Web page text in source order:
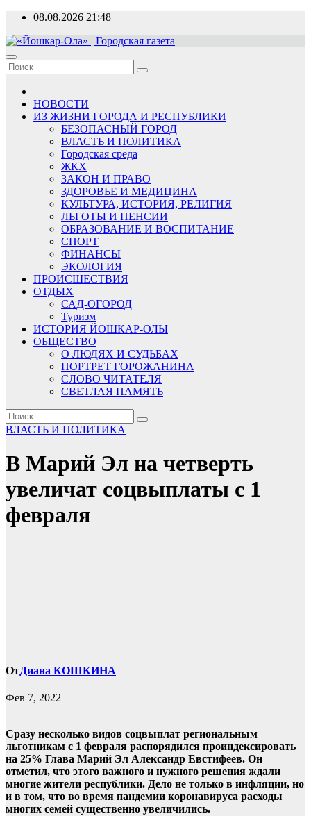
Перейти
содержимому
08.08.2026 21:48
«Йошкар-Ола» | Городская газета
Новости, события, люди
НОВОСТИ
ИЗ ЖИЗНИ ГОРОДА И РЕСПУБЛИКИ
БЕЗОПАСНЫЙ ГОРОД
ВЛАСТЬ И ПОЛИТИКА
Городская среда
ЖКХ
ЗАКОН И ПРАВО
ЗДОРОВЬЕ И МЕДИЦИНА
КУЛЬТУРА, ИСТОРИЯ, РЕЛИГИЯ
ЛЬГОТЫ И ПЕНСИИ
ОБРАЗОВАНИЕ И ВОСПИТАНИЕ
СПОРТ
ФИНАНСЫ
ЭКОЛОГИЯ
ПРОИСШЕСТВИЯ
ОТДЫХ
САД-ОГОРОД
Туризм
ИСТОРИЯ ЙОШКАР-ОЛЫ
ОБЩЕСТВО
О ЛЮДЯХ И СУДЬБАХ
ПОРТРЕТ ГОРОЖАНИНА
СЛОВО ЧИТАТЕЛЯ
СВЕТЛАЯ ПАМЯТЬ
ВЛАСТЬ И ПОЛИТИКА
В Марий Эл на четверть
увеличат соцвыплаты с 1
февраля
ОтДиана КОШКИНА
Фев 7, 2022
Сразу несколько видов соцвыплат региональным
льготникам с 1 февраля распорядился проиндексировать
на 25% Глава Марий Эл Александр Евстифеев. Он
отметил, что этого важного и нужного решения ждали
многие жители республики. Дело не только в инфляции, но
и в том, что во время пандемии коронавируса расходы
многих семей существенно увеличились.